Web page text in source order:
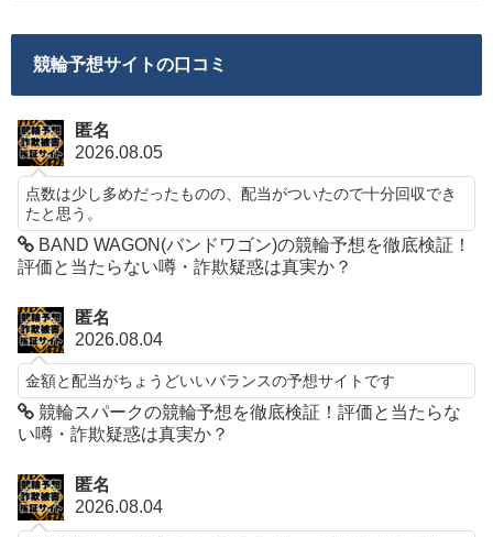
競輪予想サイトの口コミ
匿名
2026.08.05
点数は少し多めだったものの、配当がついたので十分回収でき
たと思う。
BAND WAGON(バンドワゴン)の競輪予想を徹底検証！
評価と当たらない噂・詐欺疑惑は真実か？
匿名
2026.08.04
金額と配当がちょうどいいバランスの予想サイトです
競輪スパークの競輪予想を徹底検証！評価と当たらな
い噂・詐欺疑惑は真実か？
匿名
2026.08.04